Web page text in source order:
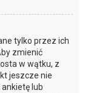
tylko przez ich
zmienić
w wątku, z
jeszcze nie
ankietę lub